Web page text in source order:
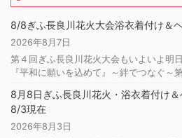
8/8ぎふ長良川花火大会浴衣着付け＆
2026年8月7日
第４回ぎふ長良川花火大会もいよいよ明
『平和に願いを込めて』～絆でつなぐ
8月8日ぎふ長良川花火・浴衣着付け
8/3現在
2026年8月3日